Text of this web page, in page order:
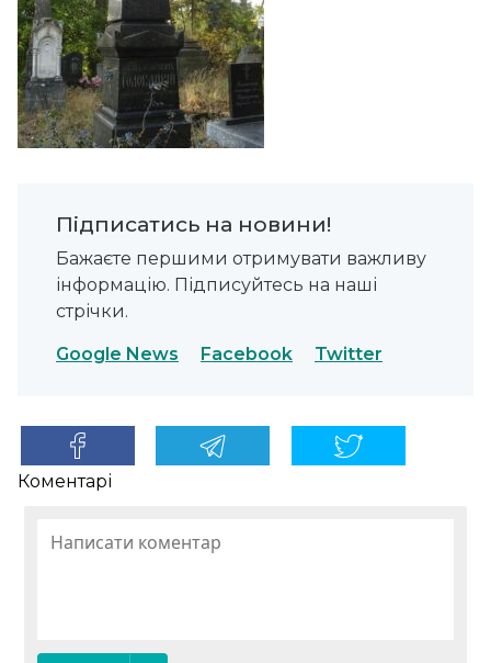
Підписатись на новини!
Бажаєте першими отримувати важливу
інформацію. Підписуйтесь на наші
стрічки.
Google News Facebook Twitter
Коментарі